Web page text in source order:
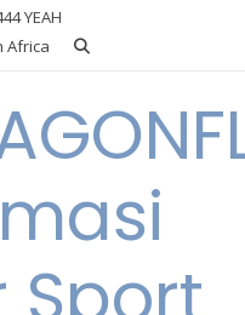
YEAH
Africa